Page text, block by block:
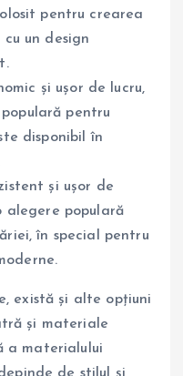
pentru crearea
un design
și ușor de lucru,
pentru
disponibil în
și ușor de
alegere populară
în special pentru
există și alte opțiuni
și materiale
a materialului